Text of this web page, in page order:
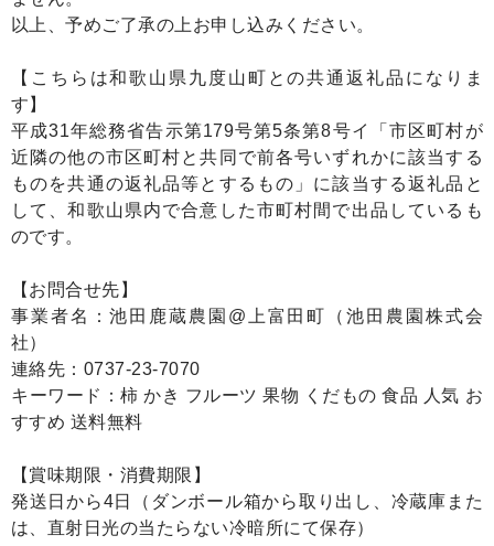
以上、予めご了承の上お申し込みください。
【こちらは和歌山県九度山町との共通返礼品になりま
す】
平成31年総務省告示第179号第5条第8号イ「市区町村が
近隣の他の市区町村と共同で前各号いずれかに該当する
ものを共通の返礼品等とするもの」に該当する返礼品と
して、和歌山県内で合意した市町村間で出品しているも
のです。
【お問合せ先】
事業者名：池田鹿蔵農園@上富田町（池田農園株式会
社）
連絡先：0737-23-7070
キーワード：柿 かき フルーツ 果物 くだもの 食品 人気 お
すすめ 送料無料
【賞味期限・消費期限】
発送日から4日（ダンボール箱から取り出し、冷蔵庫また
は、直射日光の当たらない冷暗所にて保存）